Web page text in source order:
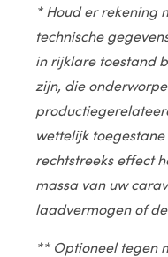
* Houd er rekening
technische
in rijklare toestand
zijn, die
wettelijk
rechtstreeks effect
massa van uw
laadvermogen of
** Optioneel tegen